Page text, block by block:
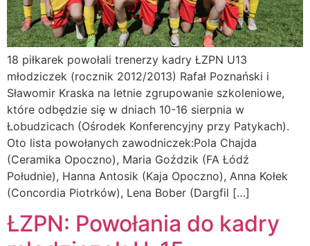
18 piłkarek powołali trenerzy kadry ŁZPN U13
młodziczek (rocznik 2012/2013) Rafał Poznański i
Sławomir Kraska na letnie zgrupowanie szkoleniowe,
które odbędzie się w dniach 10-16 sierpnia w
Łobudzicach (Ośrodek Konferencyjny przy Patykach).
Oto lista powołanych zawodniczek:Pola Chajda
(Ceramika Opoczno), Maria Goździk (FA Łódź
Południe), Hanna Antosik (Kaja Opoczno), Anna Kołek
(Concordia Piotrków), Lena Bober (Dargfil […]
ŁZPN: Powołania do kadry